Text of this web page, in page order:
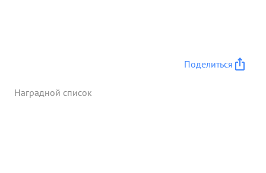
Поделиться
Наградной список